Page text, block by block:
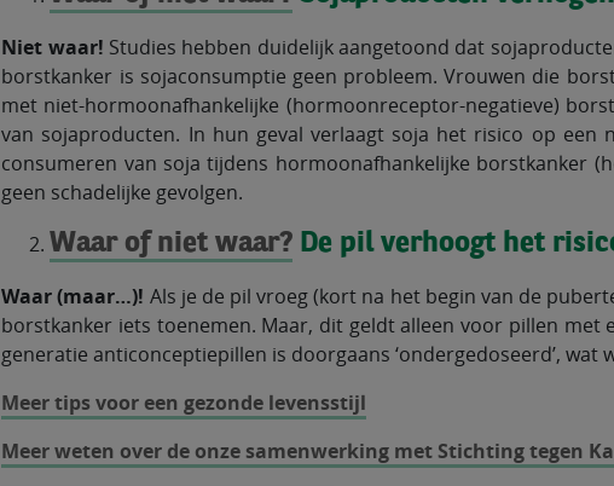
Niet waar! Studies hebben duidelijk aangetoond dat
borstkanker is sojaconsumptie geen probleem. Vrouwen die
met niet-hormoonafhankelijke (hormoonreceptor-negatieve)
van sojaproducten. In hun geval verlaagt soja het risico op een
consumeren van soja tijdens hormoonafhankelijke borstkanker
geen schadelijke gevolgen.
Waar of niet waar? De pil verhoogt het
Waar (maar…)! Als je de pil vroeg (kort na het begin van de
borstkanker iets toenemen. Maar, dit geldt alleen voor pillen met
generatie anticonceptiepillen is doorgaans ‘ondergedoseerd’, wat
Meer tips voor een gezonde levensstijl
Meer weten over de onze samenwerking met Stichting tegen